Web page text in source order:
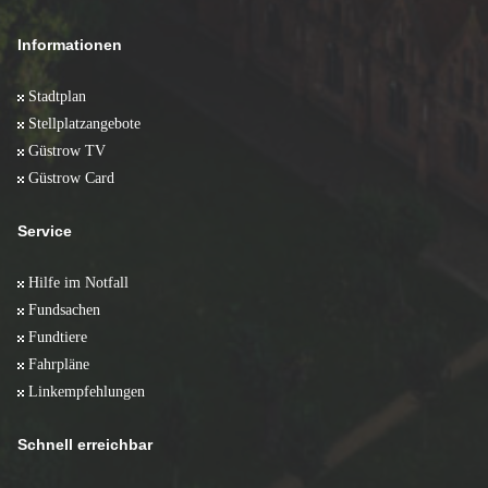
Informationen
Stadtplan
Stellplatzangebote
Güstrow TV
Güstrow Card
Service
Hilfe im Notfall
Fundsachen
Fundtiere
Fahrpläne
Linkempfehlungen
Schnell erreichbar